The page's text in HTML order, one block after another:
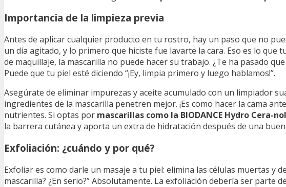
Importancia de la limpieza previa
Antes de aplicar cualquier producto en tu rostro, hay un paso que no
un día agitado, y lo primero que hiciste fue lavarte la cara. Eso es lo
de maquillaje, la mascarilla no puede hacer su trabajo. ¿Te ha pasado
Puede que tu piel esté diciendo “¡Ey, limpia primero y luego hablamos!”.
Asegúrate de eliminar impurezas y aceite acumulado con un limpiador
ingredientes de la mascarilla penetren mejor. ¡Es como hacer la cama
nutrientes. Si optas por mascarillas como la BIODANCE Hydro Cera-
la barrera cutánea y aporta un extra de hidratación después de una
Exfoliación: ¿cuándo y por qué?
Exfoliar es como darle un masaje a tu piel: elimina las células muertas y
mascarilla? ¿En serio?” Absolutamente. La exfoliación debería ser